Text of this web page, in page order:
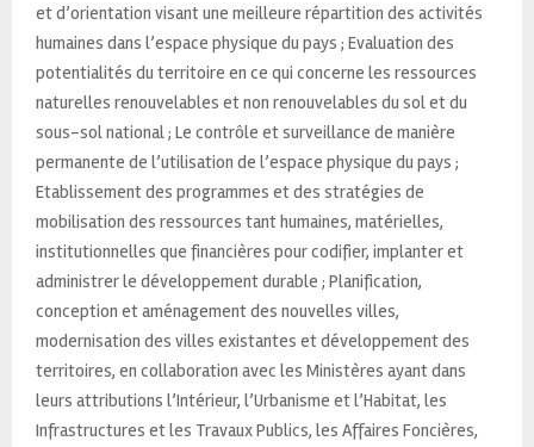
et d’orientation visant une meilleure répartition des activités
humaines dans l’espace physique du pays ; Evaluation des
potentialités du territoire en ce qui concerne les ressources
naturelles renouvelables et non renouvelables du sol et du
sous-sol national ; Le contrôle et surveillance de manière
permanente de l’utilisation de l’espace physique du pays ;
Etablissement des programmes et des stratégies de
mobilisation des ressources tant humaines, matérielles,
institutionnelles que financières pour codifier, implanter et
administrer le développement durable ; Planification,
conception et aménagement des nouvelles villes,
modernisation des villes existantes et développement des
territoires, en collaboration avec les Ministères ayant dans
leurs attributions l’Intérieur, l’Urbanisme et l’Habitat, les
Infrastructures et les Travaux Publics, les Affaires Foncières,